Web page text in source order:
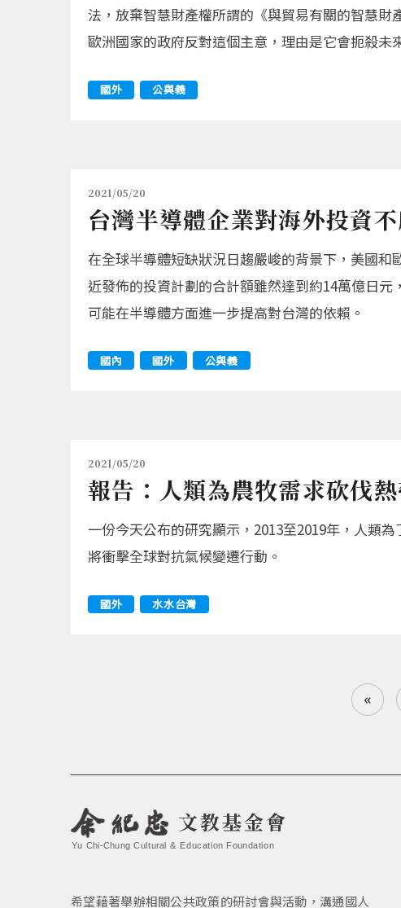
法，放棄智慧財產權所謂的《與貿易有關的智慧
歐洲國家的政府反對這個主意，理由是它會扼殺未
國外 公與義
2021/05/20
台灣半導體企業對海外投資
在全球半導體短缺狀況日趨嚴峻的背景下，美國
近發佈的投資計劃的合計額雖然達到約14萬億日
可能在半導體方面進一步提高對台灣的依賴。
國內 國外 公與義
2021/05/20
報告：人類為農牧需求砍伐
一份今天公布的研究顯示，2013至2019年，人類
將衝擊全球對抗氣候變遷行動。
國外 水水台灣
«
文教基金會
Yu Chi-Chung Cultural & Education Foundation
希望藉著舉辦相關公共政策的研討會與活動，溝通國人